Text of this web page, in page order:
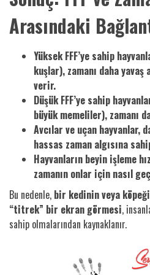
Arasındaki
Yüksek FFF’ye sahip
kuşlar), zamanı daha yavaş
verir.
Düşük FFF’ye sahip
büyük memeliler), zamanı
Avcılar ve uçan hayvanlar,
hassas zaman algısına
Hayvanların beyin işleme
zamanın onlar için nasıl
Bu nedenle, bir kedinin veya
“titrek” bir ekran görmesi,
sahip olmalarından kaynaklanır.